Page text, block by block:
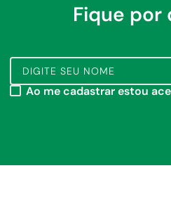
Fique por
Ao me cadastrar estou